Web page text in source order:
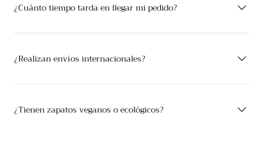
¿Cuánto tiempo tarda en llegar mi pedido?
¿Realizan envíos internacionales?
¿Tienen zapatos veganos o ecológicos?